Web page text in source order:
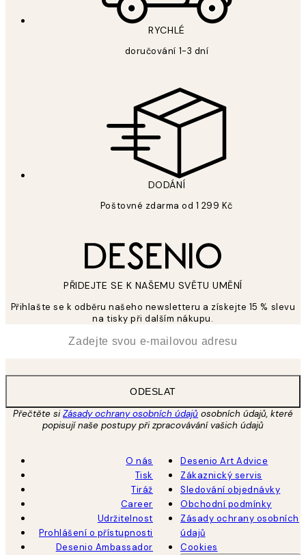
RYCHLÉ
doručování 1-3 dní
DODÁNÍ
Poštovné zdarma od 1 299 Kč
PŘIDEJTE SE K NAŠEMU SVĚTU UMĚNÍ
Přihlašte se k odběru našeho newsletteru a získejte 15 % slevu
na tisky při dalším nákupu.
ODESLAT
Přečtěte siZásady ochrany osobních údajů osobních údajů, které
popisují naše postupy při zpracovávání vašich údajů
O nás
Tisk
Tiráž
Career
Udržitelnost
Prohlášení o přístupnosti
Desenio Ambassador
Desenio Art Advice
Zákaznický servis
Sledování objednávky
Obchodní podmínky
Zásady ochrany osobních
údajů
Cookies